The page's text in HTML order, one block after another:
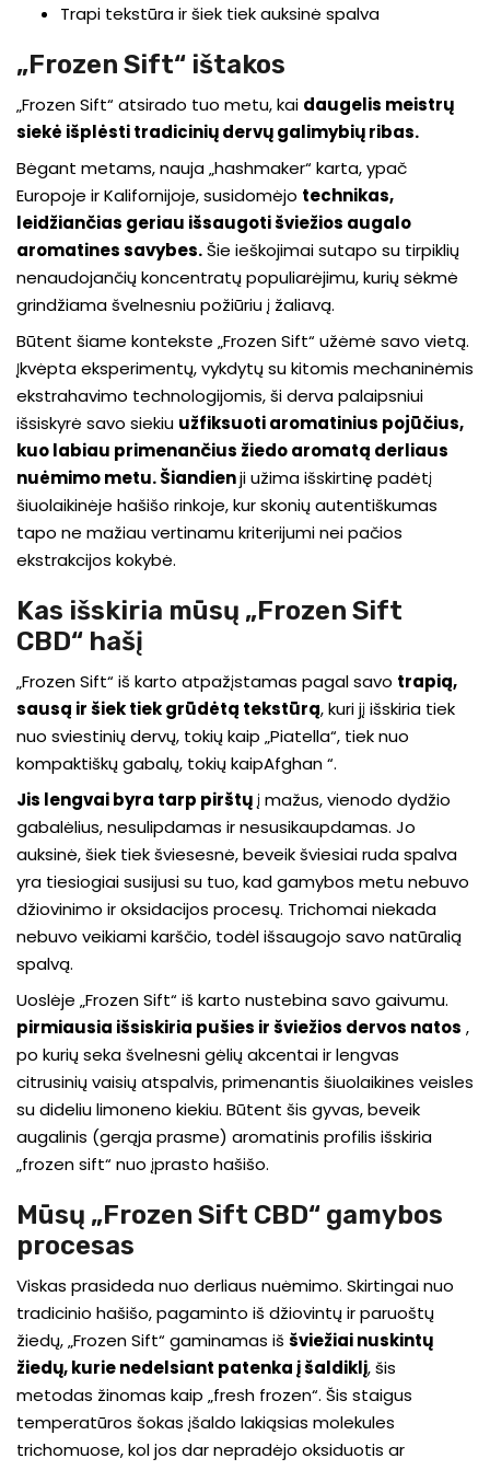
Trapi tekstūra ir šiek tiek auksinė spalva
„Frozen Sift“ ištakos
„Frozen Sift“ atsirado tuo metu, kai daugelis meistrų
siekė išplėsti tradicinių dervų galimybių ribas.
Bėgant metams, nauja „hashmaker“ karta, ypač
Europoje ir Kalifornijoje, susidomėjo technikas,
leidžiančias geriau išsaugoti šviežios augalo
aromatines savybes.Šie ieškojimai sutapo su tirpiklių
nenaudojančių koncentratų populiarėjimu, kurių sėkmė
grindžiama švelnesniu požiūriu į žaliavą.
Būtent šiame kontekste „Frozen Sift“ užėmė savo vietą.
Įkvėpta eksperimentų, vykdytų su kitomis mechaninėmis
ekstrahavimo technologijomis, ši derva palaipsniui
išsiskyrė savo siekiu užfiksuoti aromatinius pojūčius,
kuo labiau primenančius žiedo aromatą derliaus
nuėmimo metu. Šiandienji užima išskirtinę padėtį
šiuolaikinėje hašišo rinkoje, kur skonių autentiškumas
tapo ne mažiau vertinamu kriterijumi nei pačios
ekstrakcijos kokybė.
Kas išskiria mūsų „Frozen Sift
CBD“ hašį
„Frozen Sift“ iš karto atpažįstamas pagal savo trapią,
sausą ir šiek tiek grūdėtą tekstūrą, kuri jį išskiria tiek
nuo sviestinių dervų, tokių kaip „Piatella“, tiek nuo
kompaktiškų gabalų, tokių kaipAfghan “.
Jis lengvai byra tarp pirštų į mažus, vienodo dydžio
gabalėlius, nesulipdamas ir nesusikaupdamas. Jo
auksinė, šiek tiek šviesesnė, beveik šviesiai ruda spalva
yra tiesiogiai susijusi su tuo, kad gamybos metu nebuvo
džiovinimo ir oksidacijos procesų. Trichomai niekada
nebuvo veikiami karščio, todėl išsaugojo savo natūralią
spalvą.
Uoslėje „Frozen Sift“ iš karto nustebina savo gaivumu.
pirmiausia išsiskiria pušies ir šviežios dervos natos ,
po kurių seka švelnesni gėlių akcentai ir lengvas
citrusinių vaisių atspalvis, primenantis šiuolaikines veisles
su dideliu limoneno kiekiu. Būtent šis gyvas, beveik
augalinis (gerąja prasme) aromatinis profilis išskiria
„frozen sift“ nuo įprasto hašišo.
Mūsų „Frozen Sift CBD“ gamybos
procesas
Viskas prasideda nuo derliaus nuėmimo. Skirtingai nuo
tradicinio hašišo, pagaminto iš džiovintų ir paruoštų
žiedų, „Frozen Sift“ gaminamas iš šviežiai nuskintų
žiedų, kurie nedelsiant patenka į šaldiklį,šis
metodas žinomas kaip „fresh frozen“. Šis staigus
temperatūros šokas įšaldo lakiąsias molekules
trichomuose, kol jos dar nepradėjo oksiduotis ar